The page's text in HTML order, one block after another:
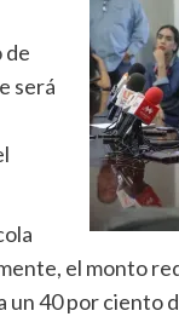
de
será
el monto
40 por ciento